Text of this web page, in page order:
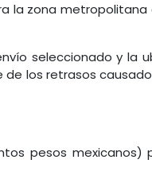
la zona
seleccionado y la
los retrasos
pesos